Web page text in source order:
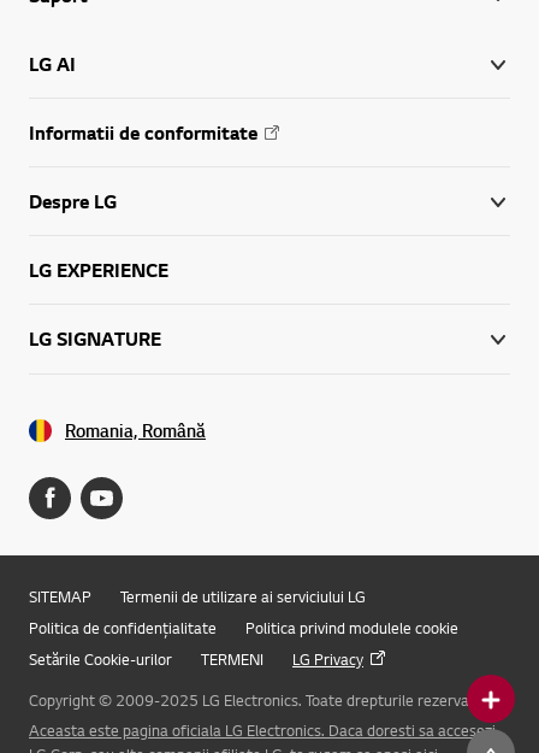
Online Chat
LG AI
Informatii de conformitate
Despre LG
LG EXPERIENCE
LG SIGNATURE
Romania, Română
SITEMAP
Termenii de utilizare ai serviciului LG
Politica de confidențialitate
Politica privind modulele cookie
Setările Cookie-urilor
TERMENI
LG Privacy
Copyright © 2009-2025 LG Electronics. Toate drepturile rezervate.
Aceasta este pagina oficiala LG Electronics. Daca doresti sa accesezi